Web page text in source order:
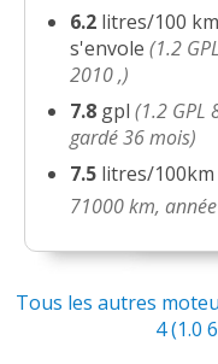
6.2 litres/100
s'envole(1.2
2010 ,)
7.8 gpl(1.2 GPL
gardé 36 mois)
7.5 litres/100km
71000 km,
Tous les autres
4 (1.0